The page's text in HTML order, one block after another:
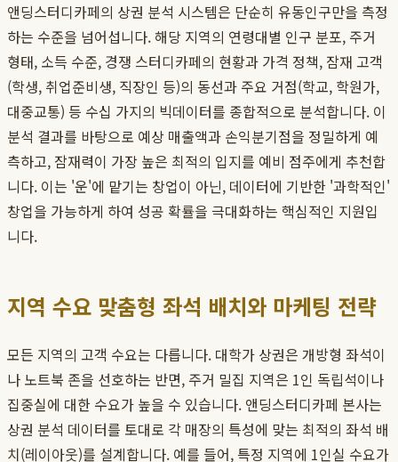
앤딩스터디카페의 상권 분석 시스템은 단순히 유동인구만을 측정
하는 수준을 넘어섭니다. 해당 지역의 연령대별 인구 분포, 주거
형태, 소득 수준, 경쟁 스터디카페의 현황과 가격 정책, 잠재 고객
(학생, 취업준비생, 직장인 등)의 동선과 주요 거점(학교, 학원가,
대중교통) 등 수십 가지의 빅데이터를 종합적으로 분석합니다. 이
분석 결과를 바탕으로 예상 매출액과 손익분기점을 정밀하게 예
측하고, 잠재력이 가장 높은 최적의 입지를 예비 점주에게 추천합
니다. 이는 '운'에 맡기는 창업이 아닌, 데이터에 기반한 '과학적인'
창업을 가능하게 하여 성공 확률을 극대화하는 핵심적인 지원입
니다.
지역 수요 맞춤형 좌석 배치와 마케팅 전략
모든 지역의 고객 수요는 다릅니다. 대학가 상권은 개방형 좌석이
나 노트북 존을 선호하는 반면, 주거 밀집 지역은 1인 독립석이나
집중실에 대한 수요가 높을 수 있습니다. 앤딩스터디카페 본사는
상권 분석 데이터를 토대로 각 매장의 특성에 맞는 최적의 좌석 배
치(레이아웃)를 설계합니다. 예를 들어, 특정 지역에 1인실 수요가